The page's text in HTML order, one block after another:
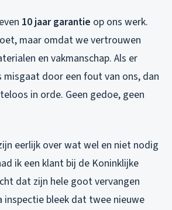
10 jaar garantie op ons werk.
maar omdat we vertrouwen
en vakmanschap. Als er
door een fout van ons, dan
in orde. Geen gedoe, geen
eerlijk over wat wel en niet nodig
ik een klant bij de Koninklijke
dat zijn hele goot vervangen
inspectie bleek dat twee nieuwe